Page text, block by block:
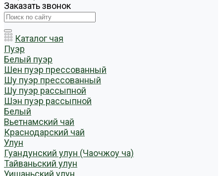
Заказать звонок
Каталог чая
Пуэр
Белый пуэр
Шен пуэр прессованный
Шу пуэр прессованный
Шу пуэр рассыпной
Шэн пуэр рассыпной
Белый
Вьетнамский чай
Краснодарский чай
Улун
Гуандунский улун (Чаочжоу ча)
Тайваньский улун
Уишаньский улун